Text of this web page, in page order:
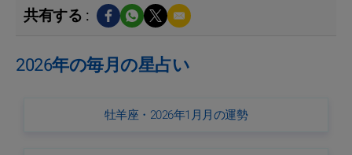
共有する :
2026年の毎月の星占い
牡羊座・2026年1月月の運勢